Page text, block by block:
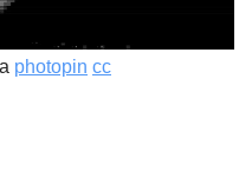
photopin cc